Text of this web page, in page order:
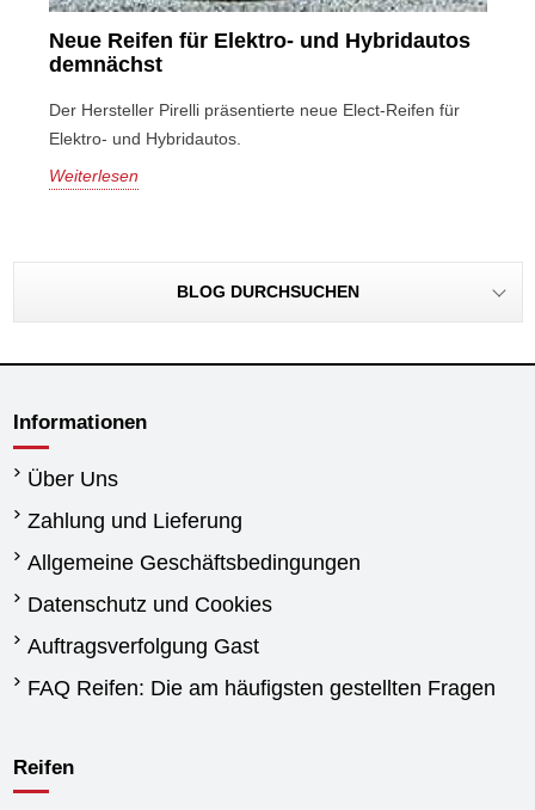
Neue Reifen für Elektro- und Hybridautos
demnächst
Der Hersteller Pirelli präsentierte neue Elect-Reifen für
Elektro- und Hybridautos.
Weiterlesen
BLOG DURCHSUCHEN
Informationen
Über Uns
Zahlung und Lieferung
Allgemeine Geschäftsbedingungen
Datenschutz und Cookies
Auftragsverfolgung Gast
FAQ Reifen: Die am häufigsten gestellten Fragen
Reifen